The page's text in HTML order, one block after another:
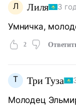
Л Лиля 3
Умничка,
2
Т Три Туза
Молодец